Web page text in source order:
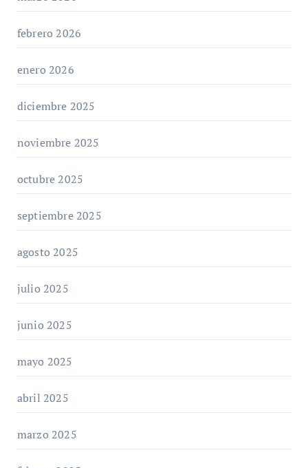
febrero 2026
enero 2026
diciembre 2025
noviembre 2025
octubre 2025
septiembre 2025
agosto 2025
julio 2025
junio 2025
mayo 2025
abril 2025
marzo 2025